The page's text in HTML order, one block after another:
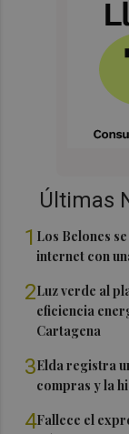
Últimas
1 Los Belones
internet con
2Luz verde al
eficiencia
Cartagena
3Elda registra
compras y la
4Fallece el